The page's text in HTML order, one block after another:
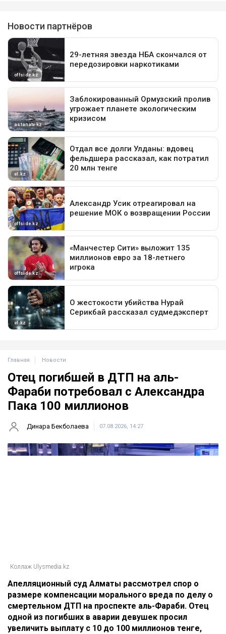
Главная Новости
Отец погибшей в ДТП на аль-
Фараби потребовал с Александра
Пака 100 миллионов
Динара Бекболаева 07.08.2026, 14:27
Коллаж Ulysmedia.kz
Апелляционный суд Алматы рассмотрел спор о
размере компенсации морального вреда по делу о
смертельном ДТП на проспекте аль-Фараби. Отец
одной из погибших в аварии девушек просил
увеличить выплату с 10 до 100 миллионов тенге,